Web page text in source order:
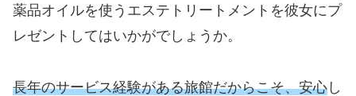
薬品オイルを使うエステトリートメントを彼女にプ
レゼントしてはいかがでしょうか。
長年のサービス経験がある旅館だからこそ、安心 し